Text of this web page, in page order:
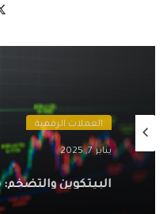
العملات الرقمية
يناير 7, 2025
البيتكوين والتضخم:
ملاذًا آمنًا في ظل